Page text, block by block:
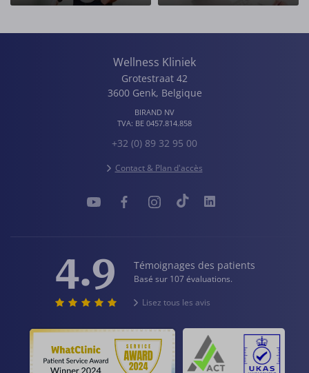
Wellness Kliniek
Grotestraat 42
3600 Genk, Belgique
BIRAND NV
TVA: BE 0457.814.858
+32 (0) 89 32 95 00
Contact & Plan d'accès
4.9 Témoignages des patients
Basé sur 107 évaluations.
Lisez tous les avis